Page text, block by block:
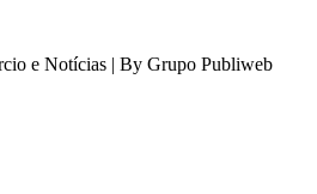
e Notícias | By Grupo Publiweb